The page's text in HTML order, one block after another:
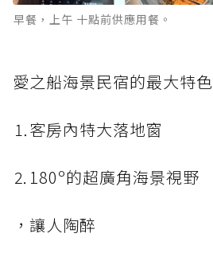
︎早餐，上午 十點前供應用餐。
愛之船海景民宿的最大特色
⒈客房內特大落地窗
⒉180º的超廣角海景視野
，讓人陶醉